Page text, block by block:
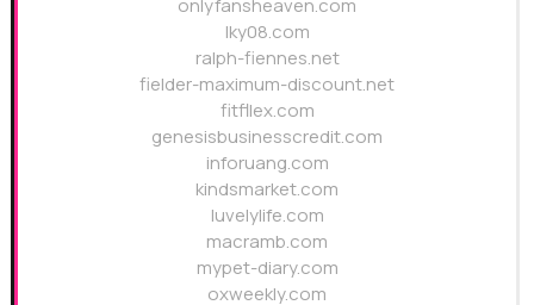
onlyfansheaven.com
lky08.com
ralph-fiennes.net
fielder-maximum-discount.net
fitfllex.com
genesisbusinesscredit.com
inforuang.com
kindsmarket.com
luvelylife.com
macramb.com
mypet-diary.com
oxweekly.com